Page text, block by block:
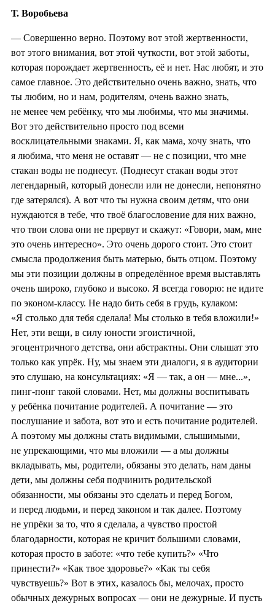
Т. Воробьева
— Совершенно верно. Поэтому вот этой жертвенности,
вот этого внимания, вот этой чуткости, вот этой заботы,
которая порождает жертвенность, её и нет. Нас любят, и это
самое главное. Это действительно очень важно, знать, что
ты любим, но и нам, родителям, очень важно знать,
не менее чем ребёнку, что мы любимы, что мы значимы.
Вот это действительно просто под всеми
восклицательными знаками. Я, как мама, хочу знать, что
я любима, что меня не оставят — не с позиции, что мне
стакан воды не поднесут. (Поднесут стакан воды этот
легендарный, который донесли или не донесли, непонятно
где затерялся). А вот что ты нужна своим детям, что они
нуждаются в тебе, что твоё благословение для них важно,
что твои слова они не прервут и скажут: «Говори, мам, мне
это очень интересно». Это очень дорого стоит. Это стоит
смысла продолжения быть матерью, быть отцом. Поэтому
мы эти позиции должны в определённое время выставлять
очень широко, глубоко и высоко. Я всегда говорю: не идите
по эконом-классу. Не надо бить себя в грудь, кулаком:
«Я столько для тебя сделала! Мы столько в тебя вложили!»
Нет, эти вещи, в силу юности эгоистичной,
эгоцентричного детства, они абстрактны. Они слышат это
только как упрёк. Ну, мы знаем эти диалоги, я в аудитории
это слушаю, на консультациях: «Я — так, а он — мне...»,
пинг-понг такой словами. Нет, мы должны воспитывать
у ребёнка почитание родителей. А почитание — это
послушание и забота, вот это и есть почитание родителей.
А поэтому мы должны стать видимыми, слышимыми,
не упрекающими, что мы вложили — а мы должны
вкладывать, мы, родители, обязаны это делать, нам даны
дети, мы должны себя подчинить родительской
обязанности, мы обязаны это сделать и перед Богом,
и перед людьми, и перед законом и так далее. Поэтому
не упрёки за то, что я сделала, а чувство простой
благодарности, которая не кричит большими словами,
которая просто в заботе: «что тебе купить?» «Что
принести?» «Как твое здоровье?» «Как ты себя
чувствуешь?» Вот в этих, казалось бы, мелочах, просто
обычных дежурных вопросах — они не дежурные. И пусть